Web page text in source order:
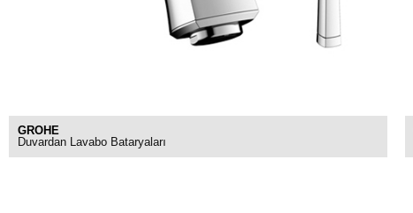
GROHE
Duvardan Lavabo Bataryaları